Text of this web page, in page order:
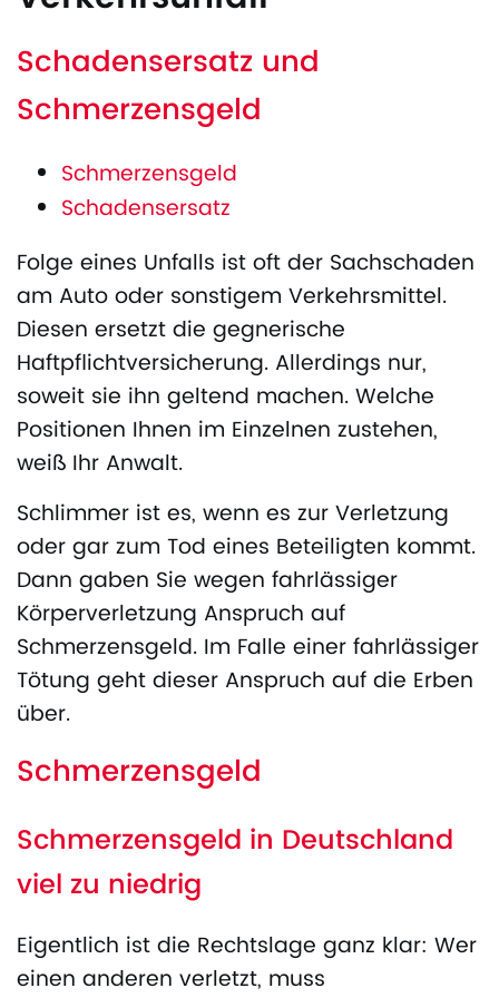
Schadensersatz und
Schmerzensgeld
Schmerzensgeld
Schadensersatz
Folge eines Unfalls ist oft der Sachschaden
am Auto oder sonstigem Verkehrsmittel.
Diesen ersetzt die gegnerische
Haftpflichtversicherung. Allerdings nur,
soweit sie ihn geltend machen. Welche
Positionen Ihnen im Einzelnen zustehen,
weiß Ihr Anwalt.
Schlimmer ist es, wenn es zur Verletzung
oder gar zum Tod eines Beteiligten kommt.
Dann gaben Sie wegen fahrlässiger
Körperverletzung Anspruch auf
Schmerzensgeld. Im Falle einer fahrlässiger
Tötung geht dieser Anspruch auf die Erben
über.
Schmerzensgeld
Schmerzensgeld in Deutschland
viel zu niedrig
Eigentlich ist die Rechtslage ganz klar: Wer
einen anderen verletzt, muss